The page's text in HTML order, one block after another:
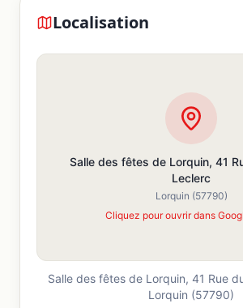
Localisation
Salle des fêtes de Lorquin, 41
Leclerc
Lorquin (57790)
Cliquez pour ouvrir dans
Salle des fêtes de Lorquin, 41 Rue
Lorquin (57790)